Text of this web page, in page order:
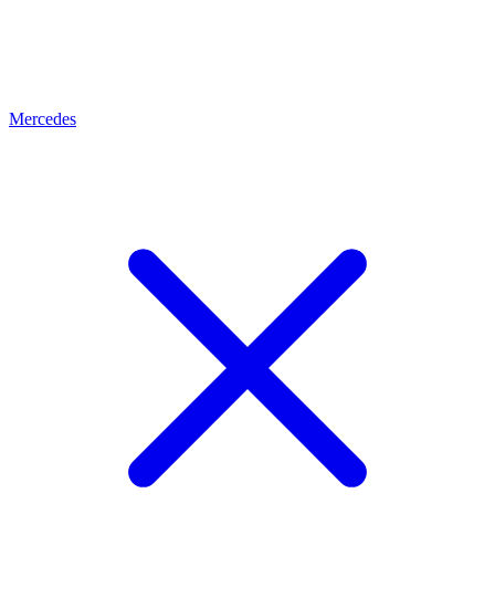
Mercedes